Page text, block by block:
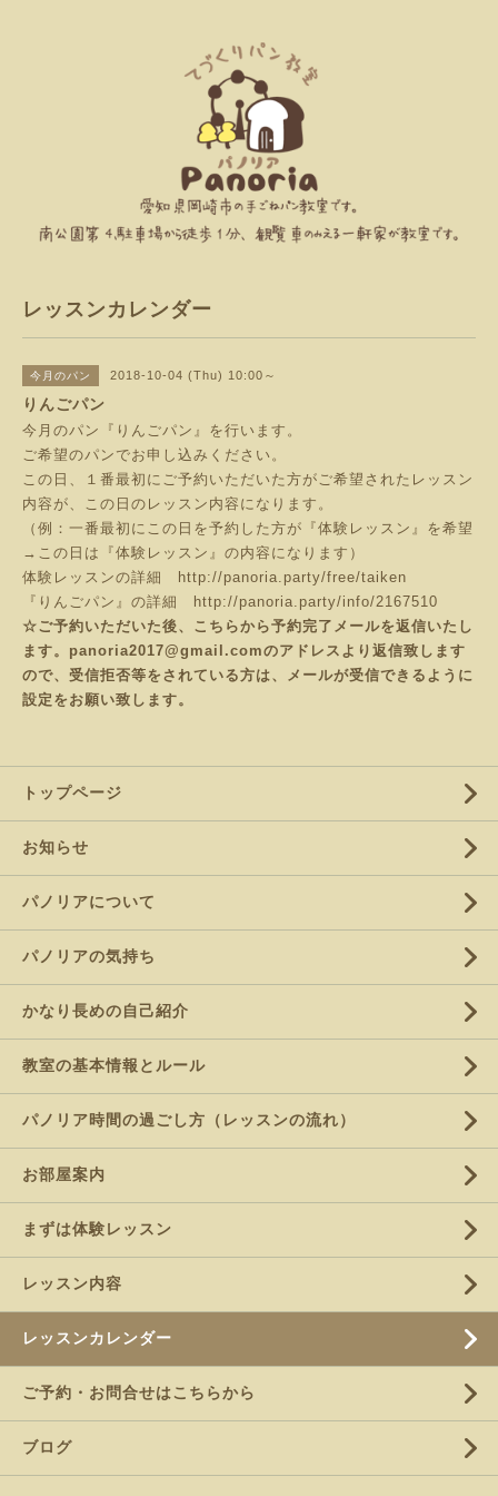
レッスンカレンダー
今月のパン 2018-10-04 (Thu) 10:00～
りんごパン
今月のパン『りんごパン』を行います。
ご希望のパンでお申し込みください。
この日、１番最初にご予約いただいた方がご希望されたレッスン
内容が、この日のレッスン内容になります。
（例：一番最初にこの日を予約した方が『体験レッスン』を希望
→この日は『体験レッスン』の内容になります）
体験レッスンの詳細
http://panoria.party/free/taiken
『りんごパン』の詳細
http://panoria.party/info/2167510
☆ご予約いただいた後、こちらから予約完了メールを返信いたし
ます。panoria2017@gmail.comのアドレスより返信致します
ので、受信拒否等をされている方は、メールが受信できるように
設定をお願い致します。
トップページ
お知らせ
パノリアについて
パノリアの気持ち
かなり長めの自己紹介
教室の基本情報とルール
パノリア時間の過ごし方（レッスンの流れ）
お部屋案内
まずは体験レッスン
レッスン内容
レッスンカレンダー
ご予約・お問合せはこちらから
ブログ